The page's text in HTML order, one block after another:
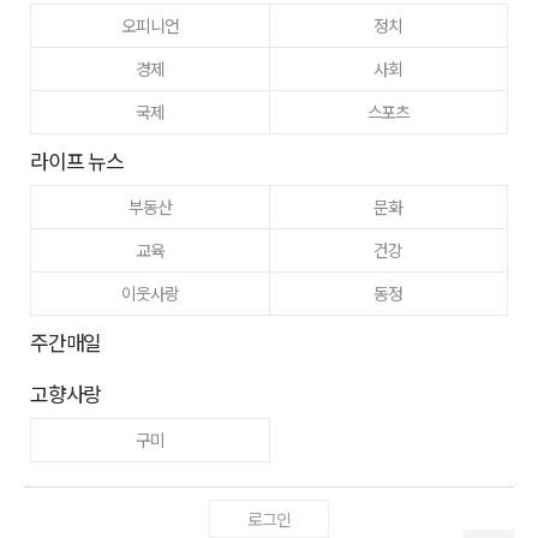
오피니언
정치
경제
사회
국제
스포츠
라이프 뉴스
부동산
문화
교육
건강
이웃사랑
동정
주간매일
고향사랑
구미
로그인